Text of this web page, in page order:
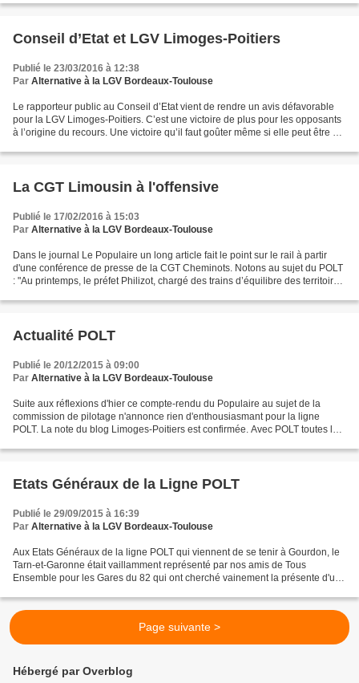
Conseil d’Etat et LGV Limoges-Poitiers
Publié le 23/03/2016 à 12:38
Par Alternative à la LGV Bordeaux-Toulouse
Le rapporteur public au Conseil d’Etat vient de rendre un avis défavorable
pour la LGV Limoges-Poitiers. C’est une victoire de plus pour les opposants
à l’origine du recours. Une victoire qu’il faut goûter même si elle peut être de
La CGT Limousin à l'offensive
Publié le 17/02/2016 à 15:03
Par Alternative à la LGV Bordeaux-Toulouse
Dans le journal Le Populaire un long article fait le point sur le rail à partir
d'une conférence de presse de la CGT Cheminots. Notons au sujet du POLT
: "Au printemps, le préfet Philizot, chargé des trains d’équilibre des territoires,
Actualité POLT
Publié le 20/12/2015 à 09:00
Par Alternative à la LGV Bordeaux-Toulouse
Suite aux réflexions d'hier ce compte-rendu du Populaire au sujet de la
commission de pilotage n'annonce rien d'enthousiasmant pour la ligne
POLT. La note du blog Limoges-Poitiers est confirmée. Avec POLT toutes les
Etats Généraux de la Ligne POLT
Publié le 29/09/2015 à 16:39
Par Alternative à la LGV Bordeaux-Toulouse
Aux Etats Généraux de la ligne POLT qui viennent de se tenir à Gourdon, le
Tarn-et-Garonne était vaillamment représenté par nos amis de Tous
Ensemble pour les Gares du 82 qui ont cherché vainement la présente d'un
Page suivante >
Hébergé par Overblog